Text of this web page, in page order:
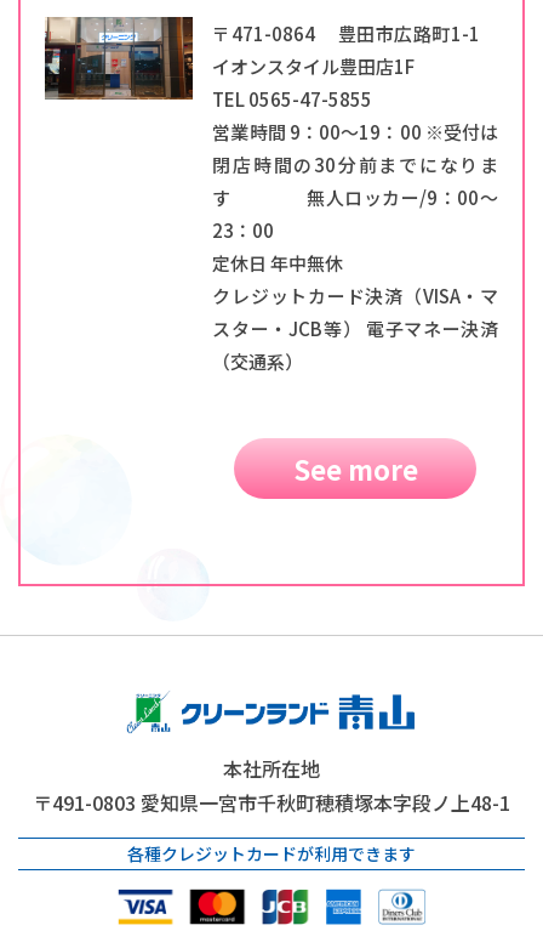
〒471-0864 豊田市広路町1-1
イオンスタイル豊田店1F
TEL 0565-47-5855
営業時間 9：00～19：00 ※受付は
閉店時間の30分前までになりま
す 無人ロッカー/9：00～
23：00
定休日 年中無休
クレジットカード決済（VISA・マ
スター・JCB等） 電子マネー決済
（交通系）
See more
本社所在地
〒491-0803 愛知県一宮市千秋町穂積塚本字段ノ上48-1
各種クレジットカードが利用できます